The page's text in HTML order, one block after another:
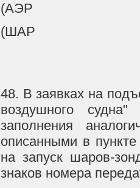
(АЭР
(ШАР
48. В заявках на
воздушного
заполнения
описанными в
на запуск шаров-
знаков номера